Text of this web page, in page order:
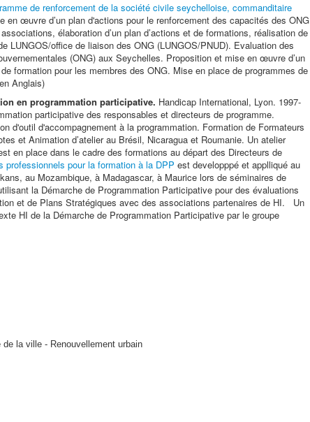
de renforcement de la société civile seychelloise, commanditaire
en œuvre d’un plan d'actions pour le renforcement des capacités des ONG
élaboration d’un plan d’actions et de formations, réalisation de
LUNGOS/office de liaison des ONG (LUNGOS/PNUD). Evaluation des
(ONG) aux Seychelles. Proposition et mise en œuvre d’un
formation pour les membres des ONG. Mise en place de programmes de
Anglais)
en programmation participative. Handicap International, Lyon. 1997-
participative des responsables et directeurs de programme.
d'outil d'accompagnement à la programmation. Formation de Formateurs
et Animation d’atelier au Brésil, Nicaragua et Roumanie. Un atelier
en place dans le cadre des formations au départ des Directeurs de
professionnels pour la formation à la DPP est developppé et applliqué au
au Mozambique, à Madagascar, à Maurice lors de séminaires de
la Démarche de Programmation Participative pour des évaluations
et de Plans Stratégiques avec des associations partenaires de HI. Un
HI de la Démarche de Programmation Participative par le groupe
la ville - Renouvellement urbain